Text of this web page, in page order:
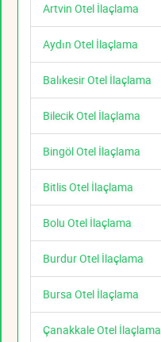
Artvin Otel İlaçlama
Aydın Otel İlaçlama
Balıkesir Otel İlaçlama
Bilecik Otel İlaçlama
Bingöl Otel İlaçlama
Bitlis Otel İlaçlama
Bolu Otel İlaçlama
Burdur Otel İlaçlama
Bursa Otel İlaçlama
Çanakkale Otel İlaçlama